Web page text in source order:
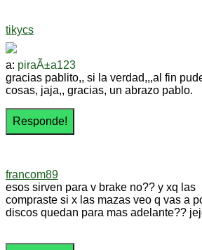
tikycs
a: piraÃ±a123
gracias pablito,, si la verdad,,,al fin
cosas, jaja,, gracias, un abrazo pablo.
francom89
esos sirven para v brake no?? y xq las
compraste si x las mazas veo q vas a
discos quedan para mas adelante??